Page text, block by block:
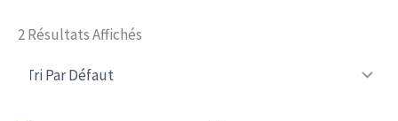
2 Résultats Affichés